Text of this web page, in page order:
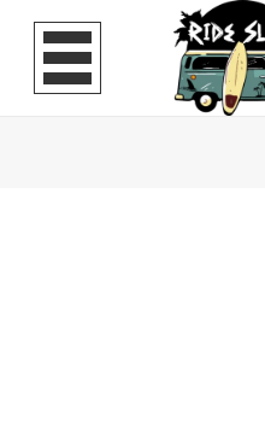
vino
tinto